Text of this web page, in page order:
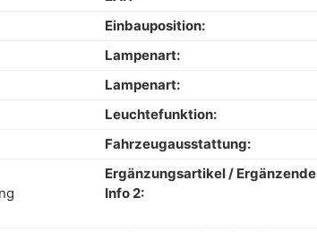
Einbauposition:
Lampenart:
Lampenart:
Leuchtefunktion:
Fahrzeugausstattung:
Ergänzungsartikel / Ergänzende
Info 2: